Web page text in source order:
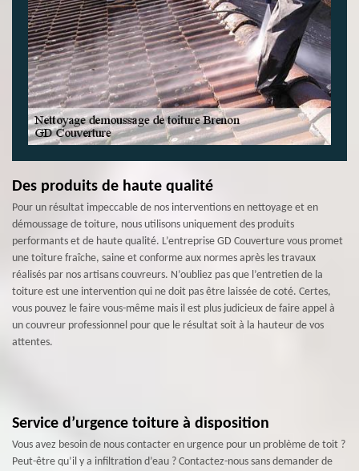
Des produits de haute qualité
Pour un résultat impeccable de nos interventions en nettoyage et en
démoussage de toiture, nous utilisons uniquement des produits
performants et de haute qualité. L’entreprise GD Couverture vous promet
une toiture fraîche, saine et conforme aux normes après les travaux
réalisés par nos artisans couvreurs. N’oubliez pas que l’entretien de la
toiture est une intervention qui ne doit pas être laissée de coté. Certes,
vous pouvez le faire vous-même mais il est plus judicieux de faire appel à
un couvreur professionnel pour que le résultat soit à la hauteur de vos
attentes.
Service d’urgence toiture à disposition
Vous avez besoin de nous contacter en urgence pour un problème de toit ?
Peut-être qu’il y a infiltration d’eau ? Contactez-nous sans demander de